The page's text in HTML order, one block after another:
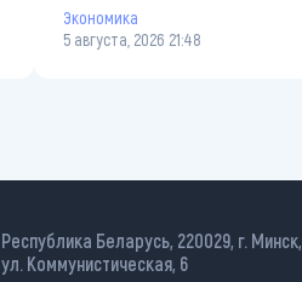
Экономика
5 августа, 2026 21:48
Республика Беларусь, 220029, г. Минск,
ул. Коммунистическая, 6